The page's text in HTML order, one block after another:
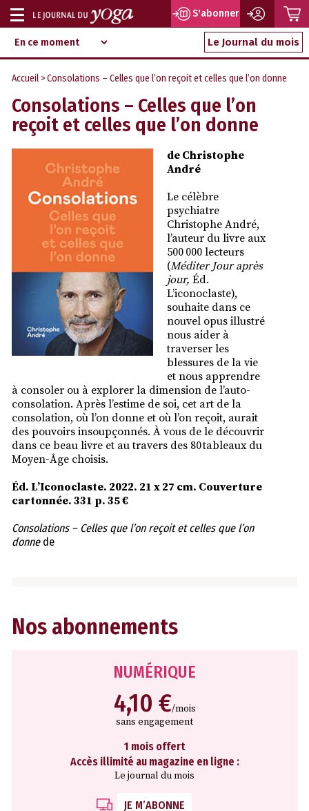
Aller
au
contenu
d‘information
indépendant
Afficher
ou
masquer
la
navigation
S'abonner
Le Journal du mois
Accueil > Consolations – Celles que l’on reçoit et celles que l’on donne
Consolations – Celles que l’on
reçoit et celles que l’on donne
de Christophe
André
Le célèbre
psychiatre
Christophe André,
l’auteur du livre aux
500 000 lecteurs
(Méditer Jour après
jour, Éd.
L’iconoclaste),
souhaite dans ce
nouvel opus illustré
nous aider à
traverser les
blessures de la vie
et nous apprendre
à consoler ou à explorer la dimension de l’auto-
consolation. Après l’estime de soi, cet art de la
consolation, où l’on donne et où l’on reçoit, aurait
des pouvoirs insoupçonnés. À vous de le découvrir
dans ce beau livre et au travers des 80 tableaux du
Moyen-Âge choisis.
Éd. L’Iconoclaste. 2022. 21 x 27 cm. Couverture
cartonnée. 331 p. 35 €
Consolations – Celles que l’on reçoit et celles que l’on
donnede
Nos abonnements
NUMÉRIQUE
4,10 €/mois
sans engagement
1 mois offert
Accès illimité au magazine en ligne :
Le journal du mois
JE M’ABONNE